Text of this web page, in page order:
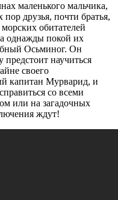
маленького мальчика,
друзья, почти братья,
морских обитателей
однажды покой их
Осьминог. Он
предстоит научиться
своего
капитан Мурварид, и
со всеми
или на загадочных
ждут!